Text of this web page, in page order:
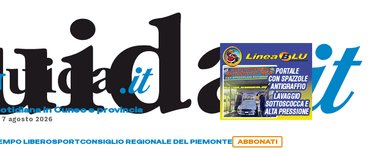
in Cuneo e provincia
7 agosto 2026
LIBEROSPORTCONSIGLIO REGIONALE DEL PIEMONTE ABBONATI